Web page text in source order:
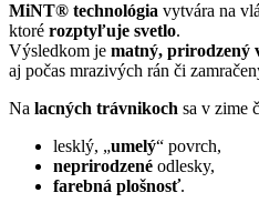
MiNT® technológia vytvára na
ktoré rozptyľuje svetlo.
Výsledkom je matný, prirodzený
aj počas mrazivých rán či
Na lacných trávnikoch sa v zime
lesklý, „umelý“ povrch,
neprirodzené odlesky,
farebná plošnosť.